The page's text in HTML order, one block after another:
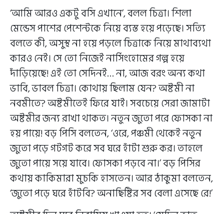
‘আমি আরও একটু বসি এখানে’, বলল চিত্রা। শিলা
মেন্ডেস পাশের পেশেন্টকে নিয়ে ব্যস্ত হয়ে পড়েছে। সত্যি
বলতে কী, অসুস্থ না হয়ে পড়লে চিত্রাকে নিয়ে মাথাব্যথা
কারও নেই। সে তো নিজেই নার্সিংহোমের গল্প হয়ে
দাঁড়িয়েছে! এই তো সেদিনই… না, আজ বরং অন্য কথা
ভাবি, ভাবল চিত্রা। কোথায় ছিলাম যেন? অষ্টমী না
নবমীতে? অষ্টমীতেই ফিরে যাই। সবচেয়ে সেরা জামাটা
অষ্টমীর জন্য রাখা থাকত। নতুন জুতো পরে ফোসকা না
হয় পায়ে! বড় পিসি বলতেন, ‘ওরে, পঞ্চমী থেকেই নতুন
জুতো পড়ে গটগট করে সব ঘরে হাঁটা শুরু কর। তাহলে
জুতো পায়ে সয়ে যাবে। ফোসকা পড়বে না।’ বড় পিসির
কথায় কাকিমারা মুচকি হাসতেন। আর ঠাকুমা বলতেন,
‘জুতো পড়ে ঘরে হাঁটবি? অনাছিষ্টির সব বেলা এসেছে রে!’